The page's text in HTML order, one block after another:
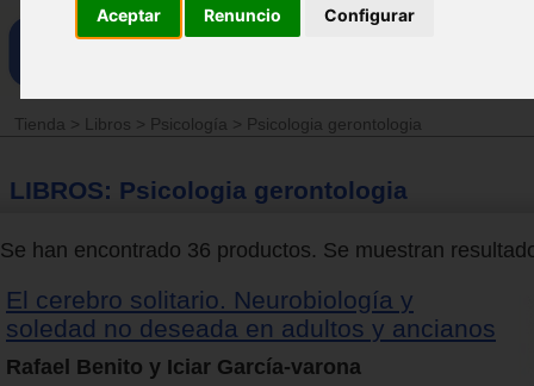
Aceptar Renuncio Configurar
Tienda > Libros > Psicología > Psicologia gerontologia
LIBROS: Psicologia gerontologia
Se han encontrado 36 productos. Se muestran
El cerebro solitario. Neurobiología y
soledad no deseada en adultos y ancianos
Rafael Benito y Iciar García-varona